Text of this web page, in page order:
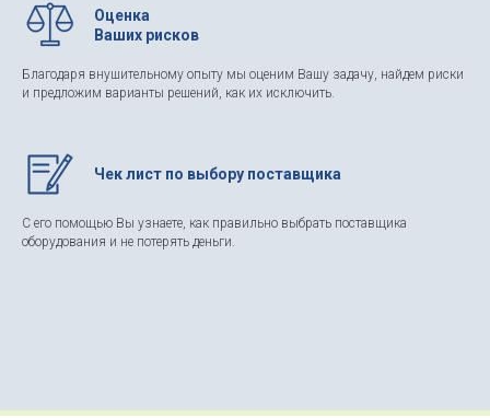
Оценка
Ваших рисков
Благодаря внушительному опыту мы оценим Вашу задачу, найдем риски
и предложим варианты решений, как их исключить.
Чек лист по выбору поставщика
С его помощью Вы узнаете, как правильно выбрать поставщика
оборудования и не потерять деньги.